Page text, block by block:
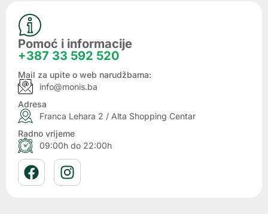
Pomoć i informacije
+387 33 592 520
Mail za upite o web narudžbama:
info@monis.ba
Adresa
Franca Lehara 2 / Alta Shopping Centar
Radno vrijeme
09:00h do 22:00h